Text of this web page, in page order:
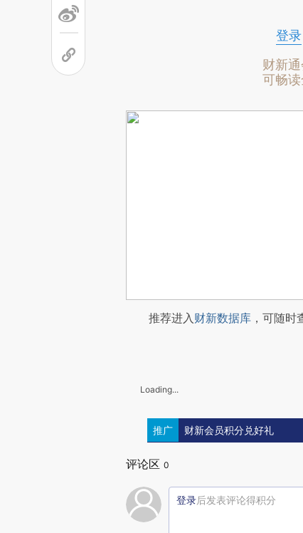
登录
财新
可畅
推荐进入财新数据库 ，可随
Loading...
推广 财新会员积分兑好礼
评论区 0
登录后发表评论得积分